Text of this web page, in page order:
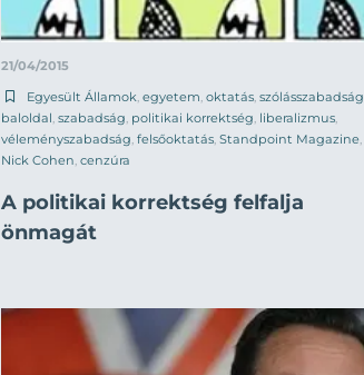
21/04/2015
Egyesült Államok, egyetem, oktatás, szólásszabadság
baloldal, szabadság, politikai korrektség, liberalizmus,
véleményszabadság, felsőoktatás, Standpoint Magazine,
Nick Cohen, cenzúra
A politikai korrektség felfalja
önmagát